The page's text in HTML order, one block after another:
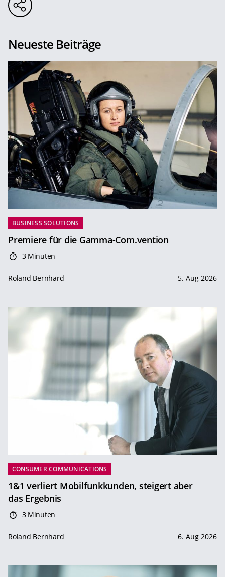
Neueste Beiträge
BUSINESS SOLUTIONS
Premiere für die Gamma-Com.vention
3 Minuten
Roland Bernhard 5. Aug 2026
CONSUMER COMMUNICATIONS
1&1 verliert Mobilfunkkunden, steigert aber
das Ergebnis
3 Minuten
Roland Bernhard 6. Aug 2026